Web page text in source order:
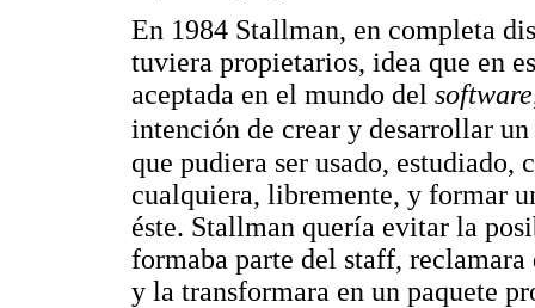
En 1984 Stallman, en completa
tuviera propietarios, idea que en
aceptada en el mundo del software
intención de crear y desarrollar
que pudiera ser usado,
cualquiera, libremente, y formar
éste. Stallman quería evitar la
formaba parte del staff, reclamara
y la transformara en un paquete